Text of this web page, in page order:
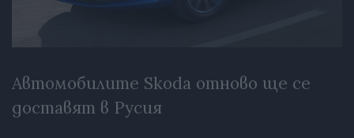
Автомобилите Skoda отново ще се
доставят в Русия